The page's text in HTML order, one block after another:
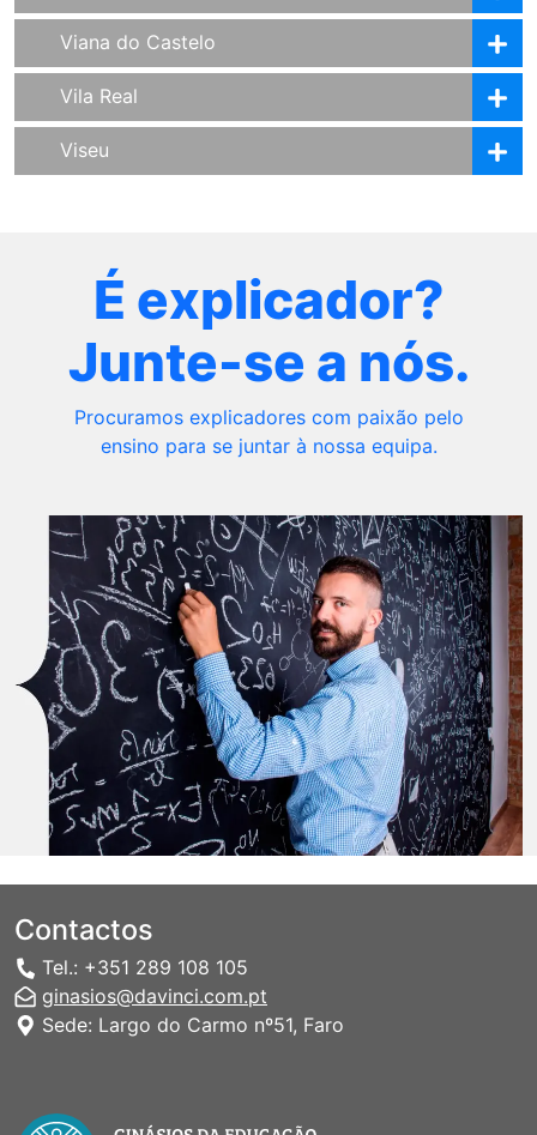
Viana do Castelo
Vila Real
Viseu
É explicador?
Junte-se a nós.
Procuramos explicadores com paixão pelo
ensino para se juntar à nossa equipa.
Contactos
Tel.: +351 289 108 105
ginasios@davinci.com.pt
Sede: Largo do Carmo nº51, Faro